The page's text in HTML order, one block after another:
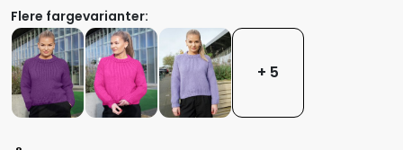
Flere fargevarianter:
+ 5